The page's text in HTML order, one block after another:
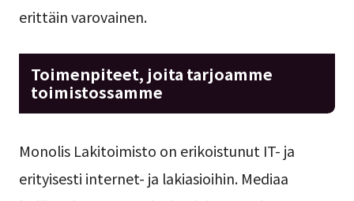
erittäin varovainen.
Toimenpiteet, joita tarjoamme
toimistossamme
Monolis Lakitoimisto on erikoistunut IT- ja
erityisesti internet- ja lakiasioihin. Mediaa